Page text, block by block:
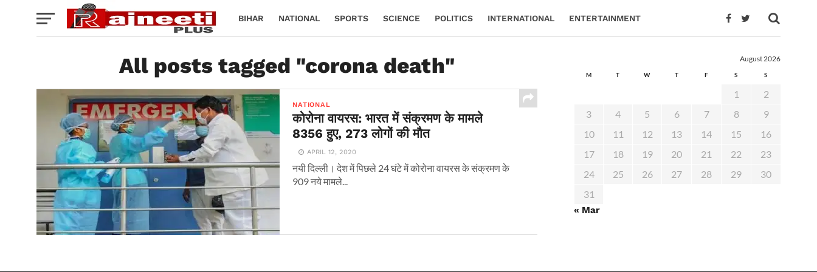
BIHAR NATIONAL SPORTS SCIENCE POLITICS INTERNATIONAL ENTERTAINMENT
All posts tagged "corona death"
NATIONAL
कोरोना वायरस: भारत में संक्रमण के मामले
8356 हुए, 273 लोगों की मौत
APRIL 12, 2020
नयी दिल्ली। देश में पिछले 24 घंटे में कोरोना वायरस के संक्रमण के
909 नये मामले...
August 2026
M T W T F S S
1
2
3
4 5 6 7 8
9
10
11 12 13 14 15
16
17
18 19 20 21 22
23
24
25 26 27 28 29
30
31
« Mar